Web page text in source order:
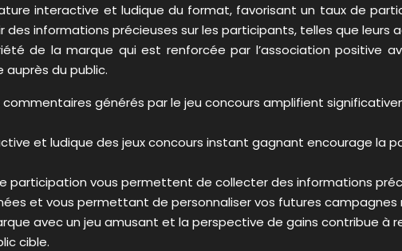
interactive et ludique du format, favorisant un taux de
informations précieuses sur les participants, telles que leurs
de la marque qui est renforcée par l’association positive
du public.
générés par le jeu concours amplifient
et ludique des jeux concours instant gagnant encourage la
participation vous permettent de collecter des informations
et vous permettant de personnaliser vos futures campagnes
avec un jeu amusant et la perspective de gains contribue
cible.